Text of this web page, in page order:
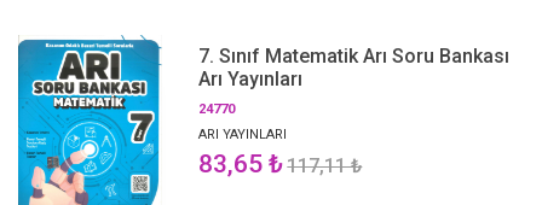
7. Sınıf Matematik Arı Soru Bankası
Arı Yayınları
24770
ARI YAYINLARI
83,65 ₺117,11 ₺